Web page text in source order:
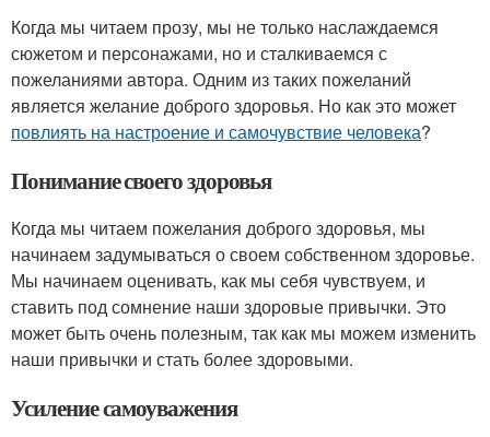
Когда мы читаем прозу, мы не только наслаждаемся
сюжетом и персонажами, но и сталкиваемся с
пожеланиями автора. Одним из таких пожеланий
является желание доброго здоровья. Но как это может
повлиять на настроение и самочувствие человека?
Понимание своего здоровья
Когда мы читаем пожелания доброго здоровья, мы
начинаем задумываться о своем собственном здоровье.
Мы начинаем оценивать, как мы себя чувствуем, и
ставить под сомнение наши здоровые привычки. Это
может быть очень полезным, так как мы можем изменить
наши привычки и стать более здоровыми.
Усиление самоуважения